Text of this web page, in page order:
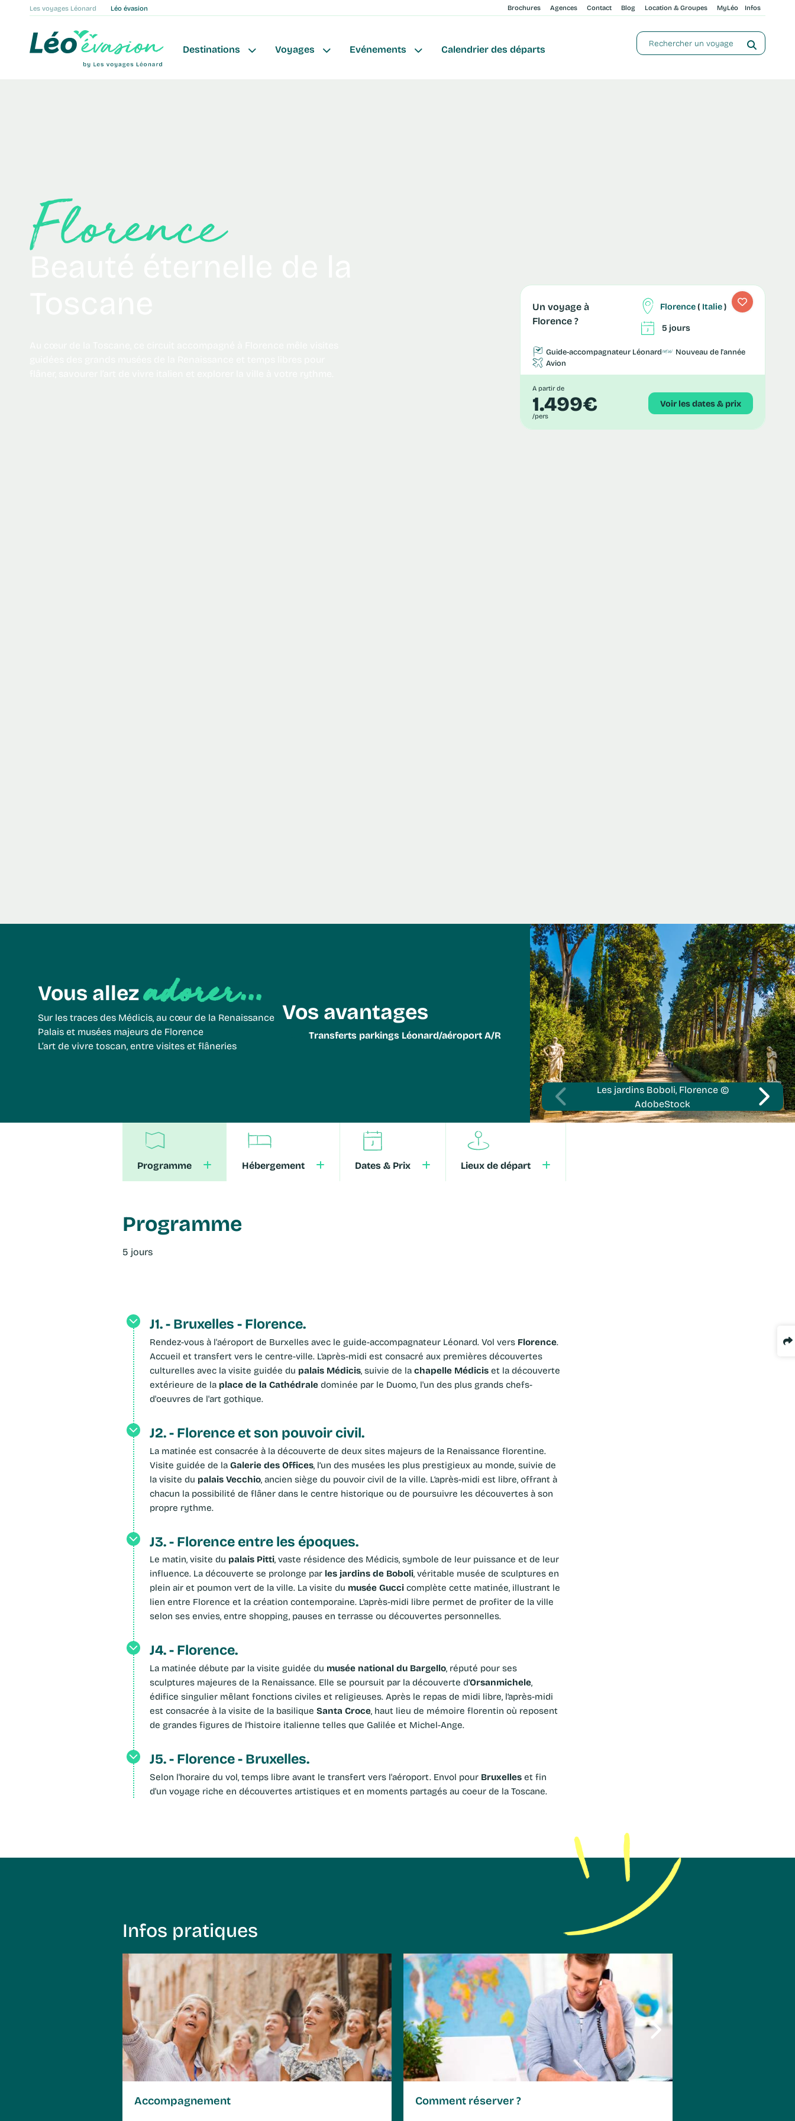
Destinations Voyages Evénements Calendrier des départs
Les voyages Léonard Léo évasion Brochures Agences Contact Blog Location & Groupes MyLéo Infos
Florence
Beauté éternelle de la
Un voyage à
Florence ?
Florence( Italie)
5 jours
Guide-accompagnateur Léonard
Nouveau de l'année
Avion
A partir de
1.499€
/pers
Voir les dates & prix
Vous allezadorer...
Sur les traces des Médicis, au cœur de la Renaissance
Palais et musées majeurs de Florence
L’art de vivre toscan, entre visites et flâneries
Vos avantages
Transferts parkings Léonard/aéroport A/R
Les jardins Boboli, Florence ©
AdobeStock
Programme Hébergement Dates & Prix Lieux de départ
Programme
5 jours
J1. - Bruxelles - Florence.
Rendez-vous à l'aéroport de Burxelles avec le guide-accompagnateur Léonard. Vol vers Florence.
Accueil et transfert vers le centre-ville. L’après-midi est consacré aux premières découvertes
culturelles avec la visite guidée du palais Médicis, suivie de lachapelle Médiciset la découverte
extérieure de la place de la Cathédraledominée par le Duomo, l'un des plus grands chefs-
d'oeuvres de l'art gothique.
J2. - Florence et son pouvoir civil.
La matinée est consacrée à la découverte de deux sites majeurs de la Renaissance florentine.
Visite guidée de laGalerie des Offices, l’un des musées les plus prestigieux au monde, suivie de
la visite du palais Vecchio, ancien siège du pouvoir civil de la ville. L’après-midi est libre, offrant à
chacun la possibilité de flâner dans le centre historique ou de poursuivre les découvertes à son
propre rythme.
J3. - Florence entre les époques.
Le matin, visite du palais Pitti, vaste résidence des Médicis, symbole de leur puissance et de leur
influence. La découverte se prolonge par les jardins de Boboli, véritable musée de sculptures en
plein air et poumon vert de la ville. La visite du musée Guccicomplète cette matinée, illustrant le
lien entre Florence et la création contemporaine. L’après-midi libre permet de profiter de la ville
selon ses envies, entre shopping, pauses en terrasse ou découvertes personnelles.
J4. - Florence.
La matinée débute par la visite guidée du musée national du Bargello, réputé pour ses
sculptures majeures de la Renaissance. Elle se poursuit par la découverte d’Orsanmichele,
édifice singulier mêlant fonctions civiles et religieuses. Après le repas de midi libre, l’après-midi
est consacrée à la visite de la basilique Santa Croce, haut lieu de mémoire florentin où reposent
de grandes figures de l’histoire italienne telles que Galilée et Michel-Ange.
J5. - Florence - Bruxelles.
Selon l'horaire du vol, temps libre avant le transfert vers l'aéroport. Envol pour Bruxelleset fin
d'un voyage riche en découvertes artistiques et en moments partagés au coeur de la Toscane.
Infos pratiques
Comment réserver ? Conditions de vente particulières Léo évasion